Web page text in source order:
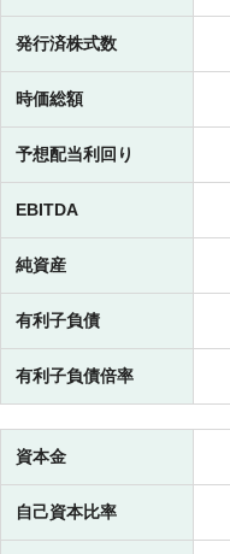
発行済株式数
時価総額
予想配当利回り
EBITDA
純資産
有利子負債
有利子負債倍率
資本金
自己資本比率